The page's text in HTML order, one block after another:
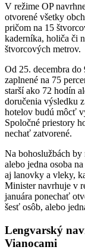
V režime OP
otvorené všetky
pričom na 15
kaderníka, holiča či
štvorcových metrov.
Od 25. decembra
zaplnené na 75
starší ako 72 hodín
doručenia výsledku
hotelov budú môcť
Spoločné priestory
nechať zatvorené.
Na bohoslužbách
alebo jedna osoba
aj lanovky a vleky,
Minister navrhuje v
januára ponechať
šesť osôb, alebo
Lengvarský
Vianocami